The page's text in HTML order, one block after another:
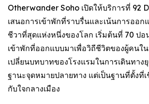
Otherwander Soho เปิดให้บริการที่ 92
เสนอการเข้าพักที่ราบรื่นและเน้นการออ
ชีวาที่สุดแห่งหนึ่งของโลก เริ่มต้นที่ 70 ปอ
เข้าพักที่ออกแบบมาเพื่อวิถีชีวิตของผู้คนใ
เปลี่ยนบทบาทของโรงแรมในการเดินทาง
ฐานะจุดหมายปลายทาง แต่เป็นฐานที่ตั้งที่
กับใจกลางเมือง